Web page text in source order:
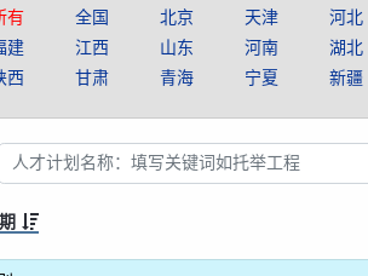
有 全国 北京 天津
河北
建
江西 山东 河南
湖北
西
甘肃 青海 宁夏 新疆